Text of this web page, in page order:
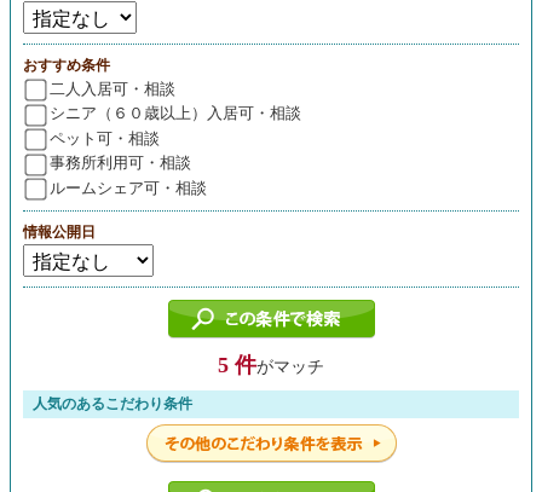
おすすめ条件
二人入居可・相談
シニア（６０歳以上）入居可・相談
ペット可・相談
事務所利用可・相談
ルームシェア可・相談
情報公開日
5 件がマッチ
人気のあるこだわり条件